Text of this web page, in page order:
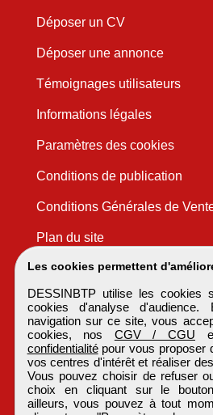
Les cookies permettent
DESSINBTP utilise les cookies
cookies d'analyse d'audience.
navigation sur ce site, vous
cookies, nos CGV / CGU
confidentialitépour vous proposer
vos centres d'intérêt et réaliser
Vous pouvez choisir de refuser
choix en cliquant sur le
ailleurs, vous pouvez à tout
Déposer un CV
Déposer une annonce
Témoignages utilisateurs
Informations légales
Paramètres des cookies
Conditions de publication
Conditions Générales de
Plan du site